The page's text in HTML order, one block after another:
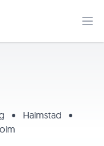
• Halmstad
•